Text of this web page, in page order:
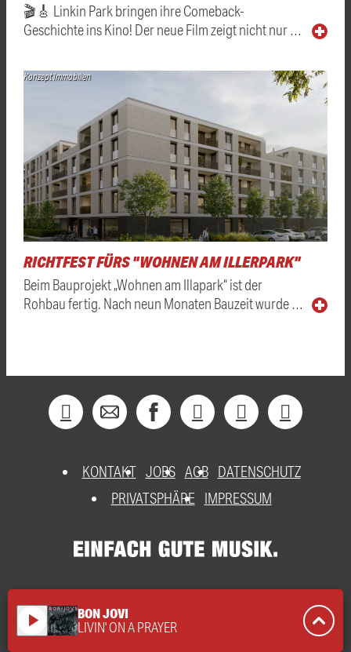
🎬🎸 Linkin Park bringen ihre Comeback-
Geschichte ins Kino! Der neue Film zeigt nicht nur …
Konzept Immobilien
RICHTFEST FÜRS "WOHNEN AM ILLERPARK"
Beim Bauprojekt „Wohnen am Illapark“ ist der
Rohbau fertig. Nach neun Monaten Bauzeit wurde …
KONTAKT JOBS AGB DATENSCHUTZ
PRIVATSPHÄRE
IMPRESSUM
play_arrow BON JOVI
LIVIN' ON A PRAYER